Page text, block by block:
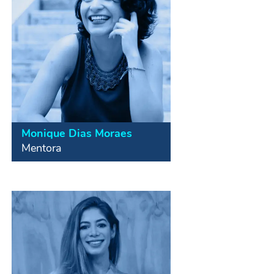
desde agosto de 2017 e fundadora
da Nouhau, startup de mapeamento
e desenvolvimento socioemocional
Administradora com formação em
Impacto Social. Certificação em
Fundou o Su Causa Mi Causa em
2017, para incentivar o crescimento
do ecossistema de impacto social. É
parte do time de gestão da Nouhau,
startup de mapeamento e
desenvolvimento socioemocional.
Monique Dias Moraes
Mentora